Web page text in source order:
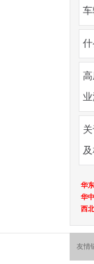
华东
华中
西北
友情